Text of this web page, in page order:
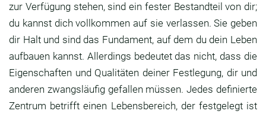
zur Verfügung stehen, sind ein fester Bestandteil von dir;
du kannst dich vollkommen auf sie verlassen. Sie geben
dir Halt und sind das Fundament, auf dem du dein Leben
aufbauen kannst. Allerdings bedeutet das nicht, dass die
Eigenschaften und Qualitäten deiner Festlegung, dir und
anderen zwangsläufig gefallen müssen. Jedes definierte
Zentrum betrifft einen Lebensbereich, der festgelegt ist